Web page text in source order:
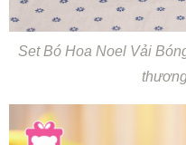
Set Bó Hoa Noel Vải